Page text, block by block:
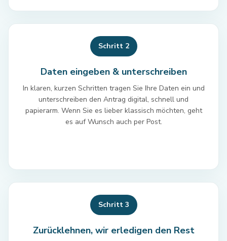
Schritt 2
Daten eingeben & unterschreiben
In klaren, kurzen Schritten tragen Sie Ihre Daten ein und
unterschreiben den Antrag digital, schnell und
papierarm. Wenn Sie es lieber klassisch möchten, geht
es auf Wunsch auch per Post.
Schritt 3
Zurücklehnen, wir erledigen den Rest